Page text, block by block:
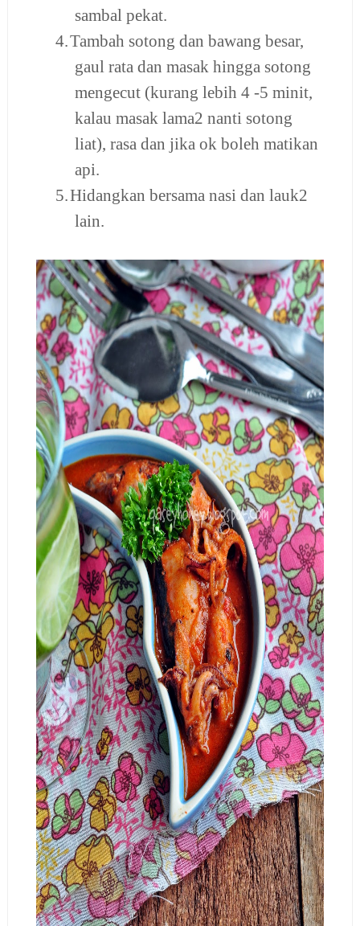
sambal pekat.
4.Tambah sotong dan bawang besar,
gaul rata dan masak hingga sotong
mengecut (kurang lebih 4 -5 minit,
kalau masak lama2 nanti sotong
liat), rasa dan jika ok boleh matikan
api.
5.Hidangkan bersama nasi dan lauk2
lain.